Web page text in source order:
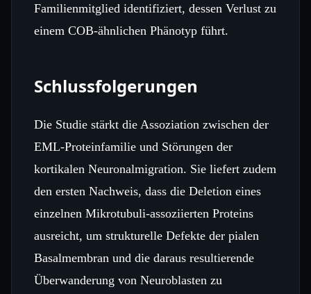
Familienmitglied identifiziert, dessen Verlust zu
einem COB‑ähnlichen Phänotyp führt.
Schlussfolgerungen
Die Studie stärkt die Assoziation zwischen der
EML‑Proteinfamilie und Störungen der
kortikalen Neuronalmigration. Sie liefert zudem
den ersten Nachweis, dass die Deletion eines
einzelnen Mikrotubuli‑assoziierten Proteins
ausreicht, um strukturelle Defekte der pialen
Basalmembran und die daraus resultierende
Überwanderung von Neuroblasten zu